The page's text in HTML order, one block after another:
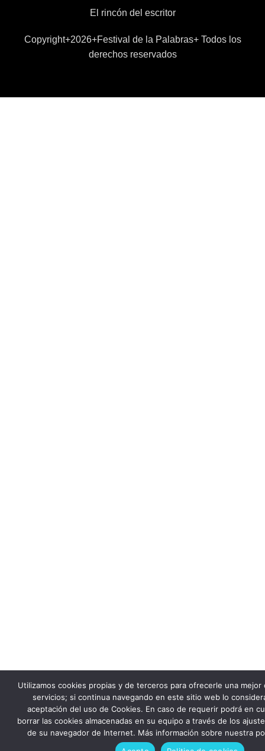
El rincón del escritor
Copyright+2026+Festival de la Palabras+ Todos los
derechos reservados
Utilizamos cookies propias y de terceros para ofrecerle una mejor
servicios; si continua navegando en este sitio web lo
aceptación del uso de Cookies. En caso de requerir podrá en
borrar las cookies almacenadas en su equipo a través de los
de su navegador de Internet. Más información sobre nuestra